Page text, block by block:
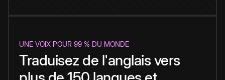
UNE VOIX POUR 99 % DU MONDE
Traduisez de l'anglais vers